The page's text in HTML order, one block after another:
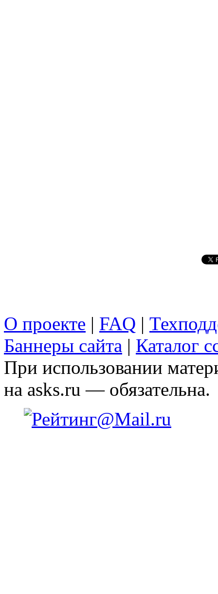
О проекте | FAQ |
Баннеры сайта | Каталог
При использовании
на asks.ru — обязательна.